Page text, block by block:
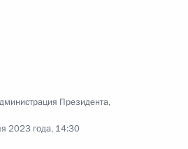
Президента,
2023 года, 14:30